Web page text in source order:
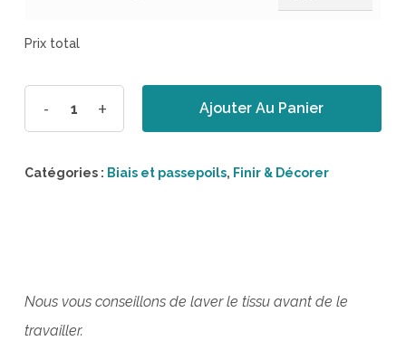
Prix total
Ajouter Au Panier
Catégories : Biais et passepoils, Finir & Décorer
Nous vous conseillons de laver le tissu avant de le
travailler.